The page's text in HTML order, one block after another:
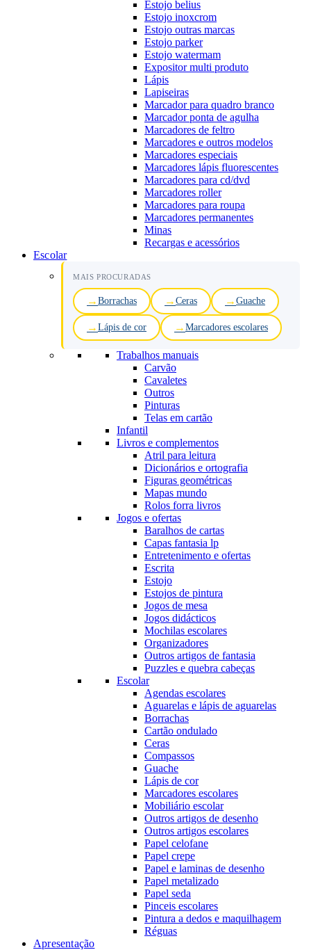
Estojo belius
Estojo inoxcrom
Estojo outras marcas
Estojo parker
Estojo watermam
Expositor multi produto
Lápis
Lapiseiras
Marcador para quadro branco
Marcador ponta de agulha
Marcadores de feltro
Marcadores e outros modelos
Marcadores especiais
Marcadores lápis fluorescentes
Marcadores para cd/dvd
Marcadores roller
Marcadores para roupa
Marcadores permanentes
Minas
Recargas e acessórios
Escolar
MAIS PROCURADAS
Borrachas Ceras Guache
Lápis de cor Marcadores escolares
Trabalhos manuais
Carvão
Cavaletes
Outros
Pinturas
Telas em cartão
Infantil
Livros e complementos
Atril para leitura
Dicionários e ortografia
Figuras geométricas
Mapas mundo
Rolos forra livros
Jogos e ofertas
Baralhos de cartas
Capas fantasia lp
Entretenimento e ofertas
Escrita
Estojo
Estojos de pintura
Jogos de mesa
Jogos didácticos
Mochilas escolares
Organizadores
Outros artigos de fantasia
Puzzles e quebra cabeças
Escolar
Agendas escolares
Aguarelas e lápis de aguarelas
Borrachas
Cartão ondulado
Ceras
Compassos
Guache
Lápis de cor
Marcadores escolares
Mobiliário escolar
Outros artigos de desenho
Outros artigos escolares
Papel celofane
Papel crepe
Papel e laminas de desenho
Papel metalizado
Papel seda
Pinceis escolares
Pintura a dedos e maquilhagem
Réguas
Apresentação